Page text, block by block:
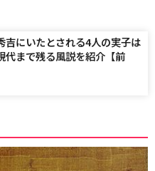
吉にいたとされる4人の実子は
代まで残る風説を紹介【前